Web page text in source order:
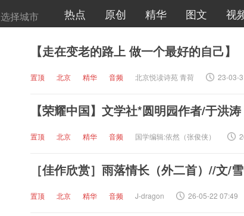
选择城市 热点 原创 精华 图文 视
【走在变老的路上 做一个最好的自己】
置顶 北京 精华 音频 北京悦读诗苑 青荷 23-03-
【荣耀中国】文学社*圆明园作者/于洪涛
置顶 北京 精华 音频 国学编辑:依然（张俊侠）
［佳作欣赏］雨落情长（外二首）//文/
置顶 北京 精华 音频 J-dragon 26-05-22 07:49